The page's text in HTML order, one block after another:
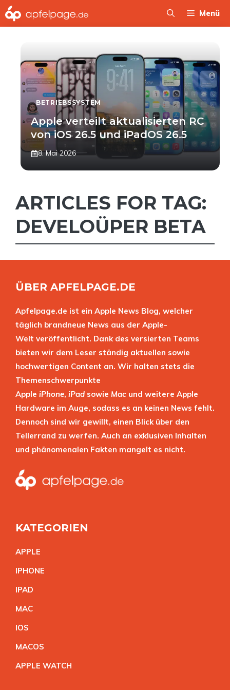
Zum
Inhalt
Menü
BETRIEBSSYSTEM
Apple verteilt aktualisierten RC
von iOS 26.5 und iPadOS 26.5
8. Mai 2026
ARTICLES FOR TAG:
DEVELOÜPER BETA
ÜBER APFELPAGE.DE
Apfelpage.de ist ein Apple News Blog, welcher
täglich brandneue News aus der Apple-
Welt veröffentlicht. Dank des versierten Teams
bieten wir dem Leser ständig aktuellen sowie
hochwertigen Content an. Wir halten stets die
Themenschwerpunkte
Apple iPhone, iPad sowie Mac und weitere Apple
Hardware im Auge, sodass es an keinen News fehlt.
Dennoch sind wir gewillt, einen Blick über den
Tellerrand zu werfen. Auch an exklusiven Inhalten
und phänomenalen Fakten mangelt es nicht.
KATEGORIEN
APPLE
IPHONE
IPAD
MAC
IOS
MACOS
APPLE WATCH